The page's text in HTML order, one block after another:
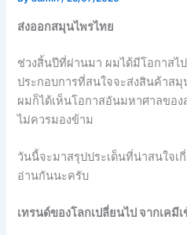
ส่งออกสมุนไพรไทย
ช่วงสิ้นปีที่ผ่านมา ผมได้มีโอกาสไ
ประกอบการที่สนใจจะส่งสินค้าสมุ
ผมก็ได้เห็นโอกาสอันมหาศาลขอ
ไม่ควรมองข้าม
วันนี้จะมาสรุปประเด็นที่น่าสนใจเ
อ่านกันนะครับ
เทรนด์ของโลกเปลี่ยนไป จากเคมี